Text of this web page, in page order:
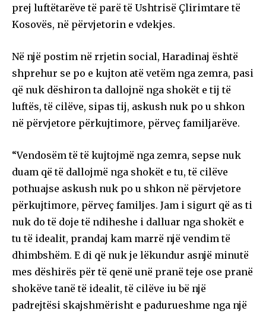
prej luftëtarëve të parë të Ushtrisë Çlirimtare të
Kosovës, në përvjetorin e vdekjes.
Në një postim në rrjetin social, Haradinaj është
shprehur se po e kujton atë vetëm nga zemra, pasi
që nuk dëshiron ta dallojnë nga shokët e tij të
luftës, të cilëve, sipas tij, askush nuk po u shkon
në përvjetore përkujtimore, përveç familjarëve.
“Vendosëm të të kujtojmë nga zemra, sepse nuk
duam që të dallojmë nga shokët e tu, të cilëve
pothuajse askush nuk po u shkon në përvjetore
përkujtimore, përveç familjes. Jam i sigurt që as ti
nuk do të doje të ndiheshe i dalluar nga shokët e
tu të idealit, prandaj kam marrë një vendim të
dhimbshëm. E di që nuk je lëkundur asnjë minutë
mes dëshirës për të qenë unë pranë teje ose pranë
shokëve tanë të idealit, të cilëve iu bë një
padrejtësi skajshmërisht e padurueshme nga një